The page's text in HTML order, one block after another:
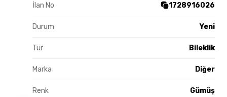
İlan No 1728916026
Durum Yeni
Tür Bileklik
Marka Diğer
Renk Gümüş